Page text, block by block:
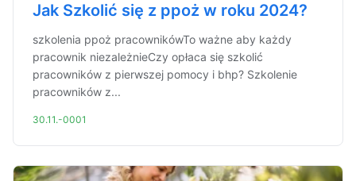
Jak Szkolić się z ppoż w roku 2024?
szkolenia ppoż pracownikówTo ważne aby każdy
pracownik niezależnieCzy opłaca się szkolić
pracowników z pierwszej pomocy i bhp? Szkolenie
pracowników z...
30.11.-0001